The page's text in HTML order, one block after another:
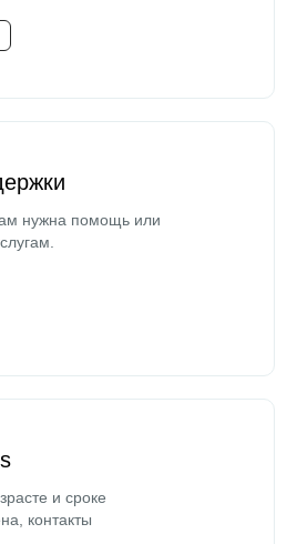
нужна помощь или
и сроке
контакты